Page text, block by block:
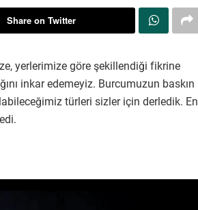
Share on Twitter
yerlerimize göre şekillendiği fikrine
inkar edemeyiz. Burcumuzun baskın
türleri sizler için derledik. En